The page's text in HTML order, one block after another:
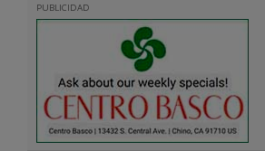
PUBLICIDAD